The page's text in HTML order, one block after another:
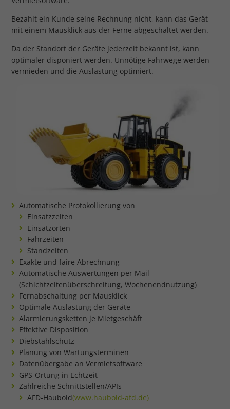
Bezahlt ein Kunde seine Rechnung nicht, kann das Gerät
mit einem Mausklick aus der Ferne abgeschaltet werden.
Da der Standort der Geräte jederzeit bekannt ist, kann
optimaler disponiert werden. Unnötige Fahrwege werden
vermieden und die Auslastung optimiert.
Automatische Protokollierung von
Einsatzzeiten
Einsatzorten
Fahrzeiten
Standzeiten
Exakte und faire Abrechnung
Automatische Auswertungen per Mail
(Schichtzeitenüberschreitung, Wochenendnutzung)
Fernabschaltung per Mausklick
Optimale Auslastung der Geräte
Alarmierungsketten je Mietgeschäft
Effektive Disposition
Diebstahlschutz
Planung von Wartungsterminen
Datenübergabe an Vermietsoftware
GPS-Ortung in Echtzeit
Zahlreiche Schnittstellen/APIs
AFD-Haubold(www.haubold-afd.de)